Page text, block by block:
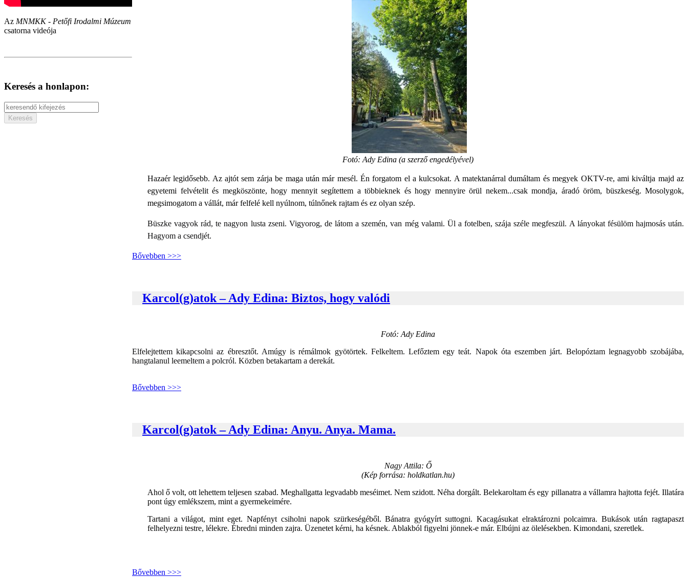
Az MNMKK - Petőfi Irodalmi Múzeum
csatorna videója
Keresés a honlapon:
Fotó: Ady Edina (a szerző engedélyével)
Hazaér legidősebb. Az ajtót sem zárja be maga után már mesél. Én forgatom el a kulcsokat. A matektanárral dumáltam és megyek OKTV-re, ami kiváltja majd az
egyetemi felvételit és megköszönte, hogy mennyit segítettem a többieknek és hogy mennyire örül nekem...csak mondja, áradó öröm, büszkeség. Mosolygok,
megsimogatom a vállát, már felfelé kell nyúlnom, túlnőnek rajtam és ez olyan szép.
Büszke vagyok rád, te nagyon lusta zseni. Vigyorog, de látom a szemén, van még valami. Ül a fotelben, szája széle megfeszül. A lányokat fésülöm hajmosás után.
Hagyom a csendjét.
Bővebben >>>
Karcol(g)atok – Ady Edina: Biztos, hogy valódi
Fotó: Ady Edina
Elfelejtettem kikapcsolni az ébresztőt. Amúgy is rémálmok gyötörtek. Felkeltem. Lefőztem egy teát. Napok óta eszemben járt. Belopóztam legnagyobb szobájába,
hangtalanul leemeltem a polcról. Közben betakartam a derekát.
Bővebben >>>
Karcol(g)atok – Ady Edina: Anyu. Anya. Mama.
Nagy Attila: Ő
(Kép forrása: holdkatlan.hu)
Ahol ő volt, ott lehettem teljesen szabad. Meghallgatta legvadabb meséimet. Nem szidott. Néha dorgált. Belekaroltam és egy pillanatra a vállamra hajtotta fejét. Illatára
pont úgy emlékszem, mint a gyermekeimére.
Tartani a világot, mint eget. Napfényt csiholni napok szürkeségéből. Bánatra gyógyírt suttogni. Kacagásukat elraktározni polcaimra. Bukások után ragtapaszt
felhelyezni testre, lélekre. Ébredni minden zajra. Üzenetet kérni, ha késnek. Ablakból figyelni jönnek-e már. Elbújni az ölelésekben. Kimondani, szeretlek.
Bővebben >>>